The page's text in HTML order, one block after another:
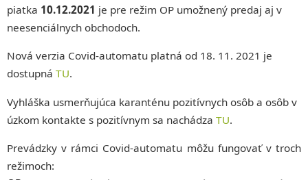
piatka 10.12.2021 je pre režim OP umožnený predaj aj v
neesenciálnych obchodoch.
Nová verzia Covid-automatu platná od 18. 11. 2021 je
dostupná TU.
Vyhláška usmerňujúca karanténu pozitívnych osôb a osôb v
úzkom kontakte s pozitívnym sa nachádza TU.
Prevádzky v rámci Covid-automatu môžu fungovať v troch
režimoch: